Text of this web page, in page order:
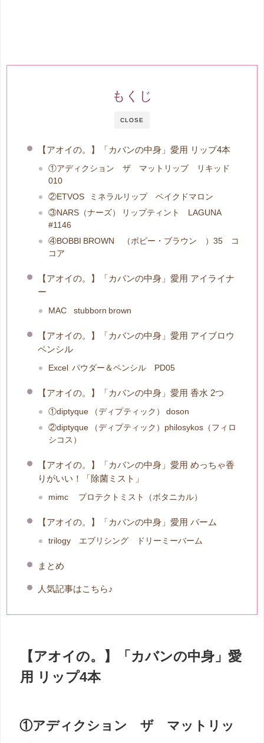
CLOSE
もくじ
【アオイの。】「カバンの中身」愛用 リップ4本
①アディクション ザ マットリップ リキッド
010
②ETVOS ミネラルリップ ベイクドマロン
③NARS（ナーズ） リップティント LAGUNA
#1146
④BOBBI BROWN （ボビー・ブラウン ）35 コ
コア
【アオイの。】「カバンの中身」愛用 アイライナ
ー
MAC stubborn brown
【アオイの。】「カバンの中身」愛用 アイブロウ
ペンシル
Excel パウダー＆ペンシル PD05
【アオイの。】「カバンの中身」愛用 香水 2つ
①diptyque （ディプティック） doson
②diptyque （ディプティック）philosykos（フィロ
シコス）
【アオイの。】「カバンの中身」愛用 めっちゃ香
りがいい！「除菌ミスト」
mimc プロテクトミスト（ボタニカル）
【アオイの。】「カバンの中身」愛用 バーム
trilogy エブリシング ドリーミーバーム
まとめ
人気記事はこちら♪
【アオイの。】「カバンの中身」愛
用 リップ4本
①アディクション ザ マットリッ